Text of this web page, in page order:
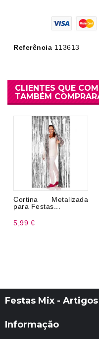
Referência 113613
CLIENTES QUE
TAMBÉM
Cortina Metalizada
para Festas...
5,99 €
Festas Mix -
Informação